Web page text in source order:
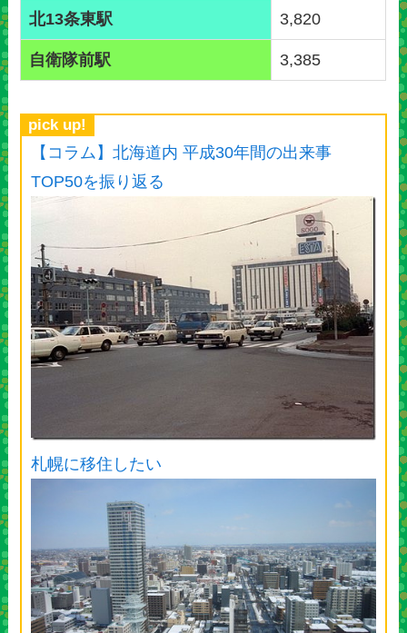
北13条東駅 3,820
自衛隊前駅 3,385
pick up!
【コラム】北海道内 平成30年間の出来事
TOP50を振り返る
札幌に移住したい